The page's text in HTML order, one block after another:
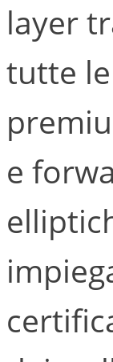
layer
tutte
e